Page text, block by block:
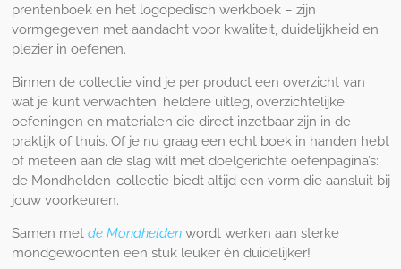
prentenboek en het logopedisch werkboek – zijn
vormgegeven met aandacht voor kwaliteit, duidelijkheid en
plezier in oefenen.
Binnen de collectie vind je per product een overzicht van
wat je kunt verwachten: heldere uitleg, overzichtelijke
oefeningen en materialen die direct inzetbaar zijn in de
praktijk of thuis. Of je nu graag een echt boek in handen hebt
of meteen aan de slag wilt met doelgerichte oefenpagina’s:
de Mondhelden-collectie biedt altijd een vorm die aansluit bij
jouw voorkeuren.
Samen met de Mondheldenwordt werken aan sterke
mondgewoonten een stuk leuker én duidelijker!